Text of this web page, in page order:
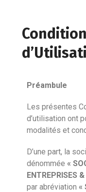
Préambule
Les présentes
d’utilisation ont
modalités et
D’une part, la
dénommée «
ENTREPRISES
par abréviation «